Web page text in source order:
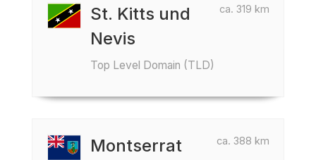
ca. 319 km
St. Kitts und
Nevis
Top Level Domain (TLD)
ca. 388 km
Montserrat